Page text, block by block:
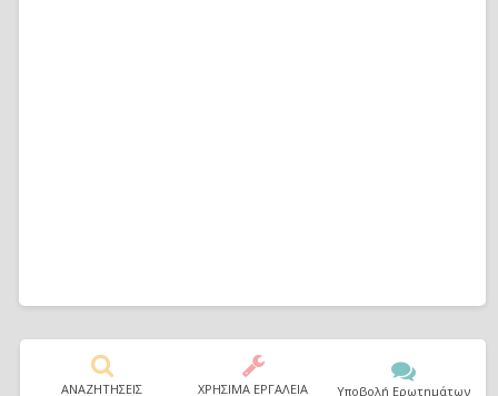
ΑΝΑΖΗΤΗΣΕΙΣ ΧΡΗΣΙΜΑ ΕΡΓΑΛΕΙΑ Υποβολή Ερωτημάτων